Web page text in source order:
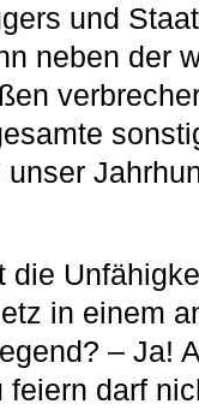
und
neben der
die
in einem
– Ja!
darf